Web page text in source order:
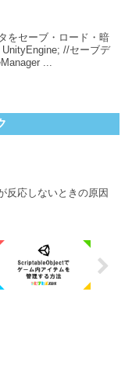
をセーブ・ロード・暗
//セーブデ
...
反応しないときの原因